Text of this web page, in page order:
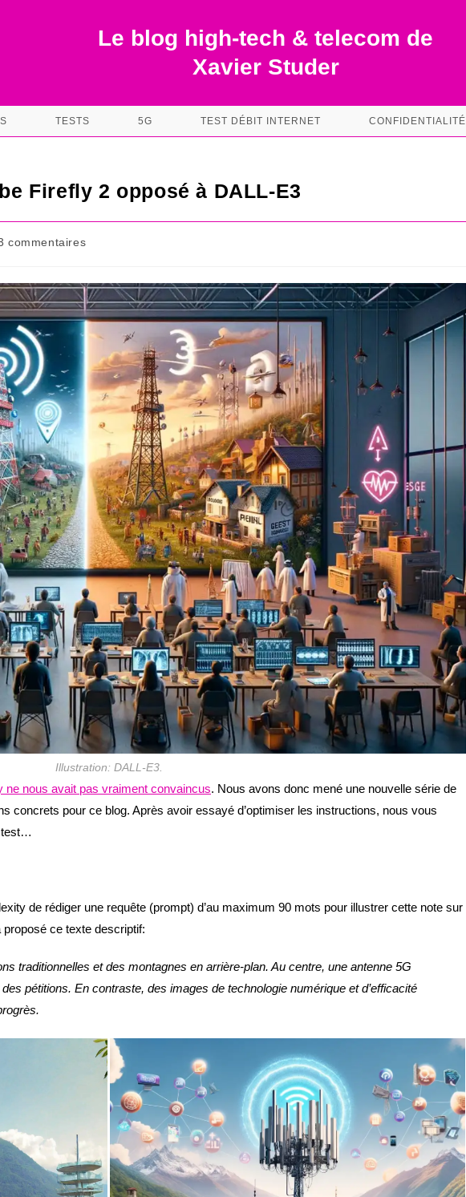
Le blog high-tech & telecom de
Xavier Studer
TESTS 5G TEST DÉBIT INTERNET CONFIDENTIALITÉ
Firefly 2 opposé à DALL-E3
:
commentaires
Illustration: DALL-E3.
ne nous avait pas vraiment convaincus. Nous avons donc mené une nouvelle série de
concrets pour ce blog. Après avoir essayé d’optimiser les instructions, nous vous
test…
de rédiger une requête (prompt) d’au maximum 90 mots pour illustrer cette note sur
proposé ce texte descriptif:
traditionnelles et des montagnes en arrière-plan. Au centre, une antenne 5G
pétitions. En contraste, des images de technologie numérique et d’efficacité